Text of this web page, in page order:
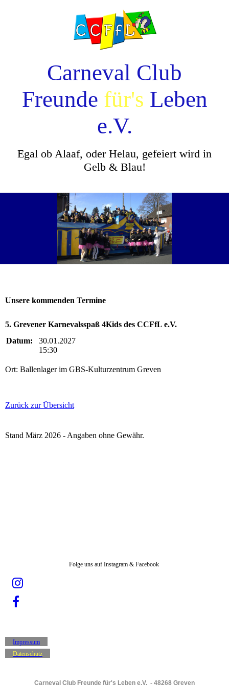
Carneval Club
Freunde für's Leben
e.V.
Egal ob Alaaf, oder Helau, gefeiert wird in
Gelb & Blau!
Unsere kommenden Termine
5. Grevener Karnevalsspaß 4Kids des CCFfL e.V.
Datum:
30.01.2027
15:30
Ort: Ballenlager im GBS-Kulturzentrum Greven
Zurück zur Übersicht
Stand März 2026 - Angaben ohne Gewähr.
Folge uns auf Instagram & Facebook
Impressum
Datenschutz
Carneval Club Freunde für's Leben e.V. - 48268 Greven